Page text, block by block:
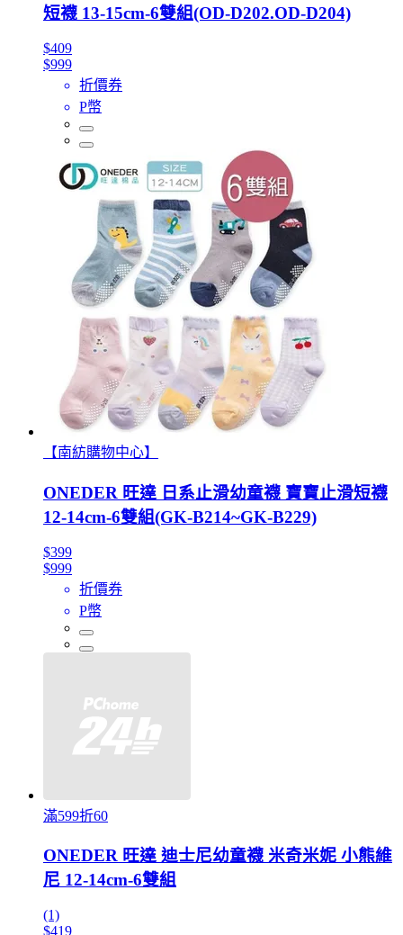
短襪 13-15cm-6雙組(OD-D202.OD-D204)
$409
$999
折價券
P幣
【南紡購物中心】
ONEDER 旺達 日系止滑幼童襪 寶寶止滑短襪
12-14cm-6雙組(GK-B214~GK-B229)
$399
$999
折價券
P幣
滿599折60
ONEDER 旺達 迪士尼幼童襪 米奇米妮 小熊維
尼 12-14cm-6雙組
(1)
$419